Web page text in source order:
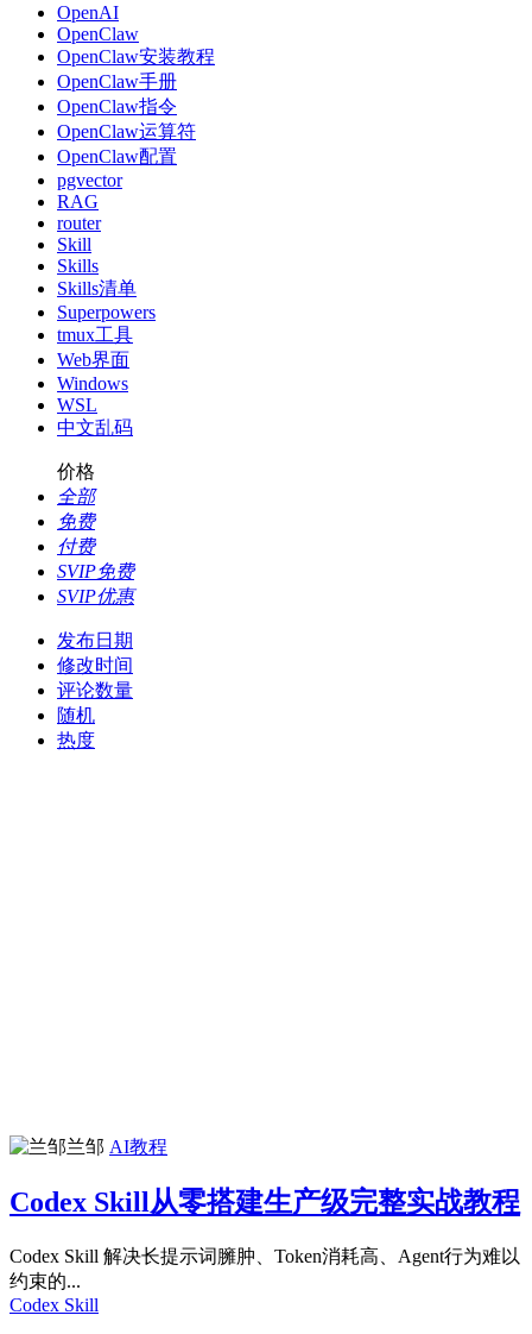
OpenAI
OpenClaw
OpenClaw安装教程
OpenClaw手册
OpenClaw指令
OpenClaw运算符
OpenClaw配置
pgvector
RAG
router
Skill
Skills
Skills清单
Superpowers
tmux工具
Web界面
Windows
WSL
中文乱码
价格
全部
免费
付费
SVIP免费
SVIP优惠
发布日期
修改时间
评论数量
随机
热度
兰邹 AI教程
Codex Skill从零搭建生产级完整实战教程
Codex Skill 解决长提示词臃肿、Token消耗高、Agent行为难以
约束的...
Codex Skill